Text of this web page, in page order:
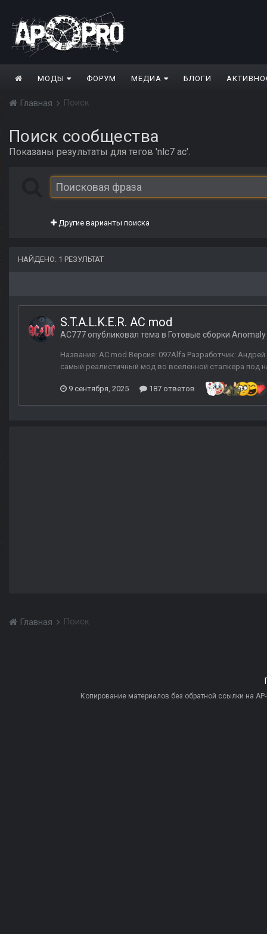
МОДЫ ФОРУМ МЕДИА БЛОГИ
Главная Поиск
Поиск сообщества
Показаны результаты для тегов 'nlc7 ac'.
Другие варианты поиска
НАЙДЕНО: 1 РЕЗУЛЬТАТ
S.T.A.L.K.E.R. AC mod
AC777 опубликовал тема в Готовые сборки Anomaly
Название: AC mod Версия: 097Alfa Разработчик:
самый реалистичный мод во вселенной сталкера под
9 сентября, 2025 187 ответов
Главная Поиск
Копирование материалов без обратной ссылки на